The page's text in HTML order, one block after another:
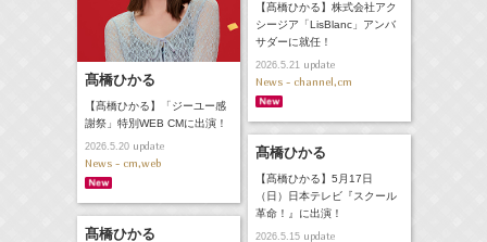
【髙橋ひかる】株式会社アク
シージア「LisBlanc」アンバ
サダーに就任！
2026.5.21update
News - channel,cm
髙橋ひかる
【髙橋ひかる】「ジーユー感
謝祭」特別WEB CMに出演！
2026.5.20update
News - cm,web
髙橋ひかる
【髙橋ひかる】5月17日
（日）日本テレビ『スクール
革命！』に出演！
2026.5.15update
髙橋ひかる